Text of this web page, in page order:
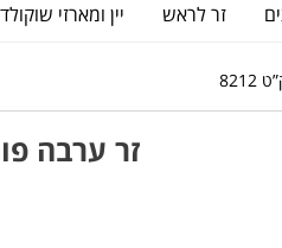
זר לראש יין ומארזי שוקולד
זר ערבה